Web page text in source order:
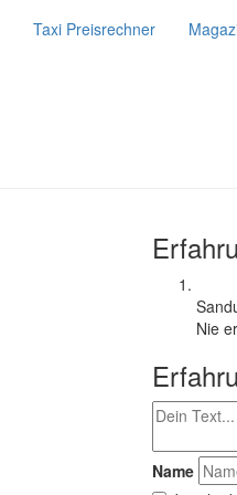
Taxi Preisrechner
Nie
Name